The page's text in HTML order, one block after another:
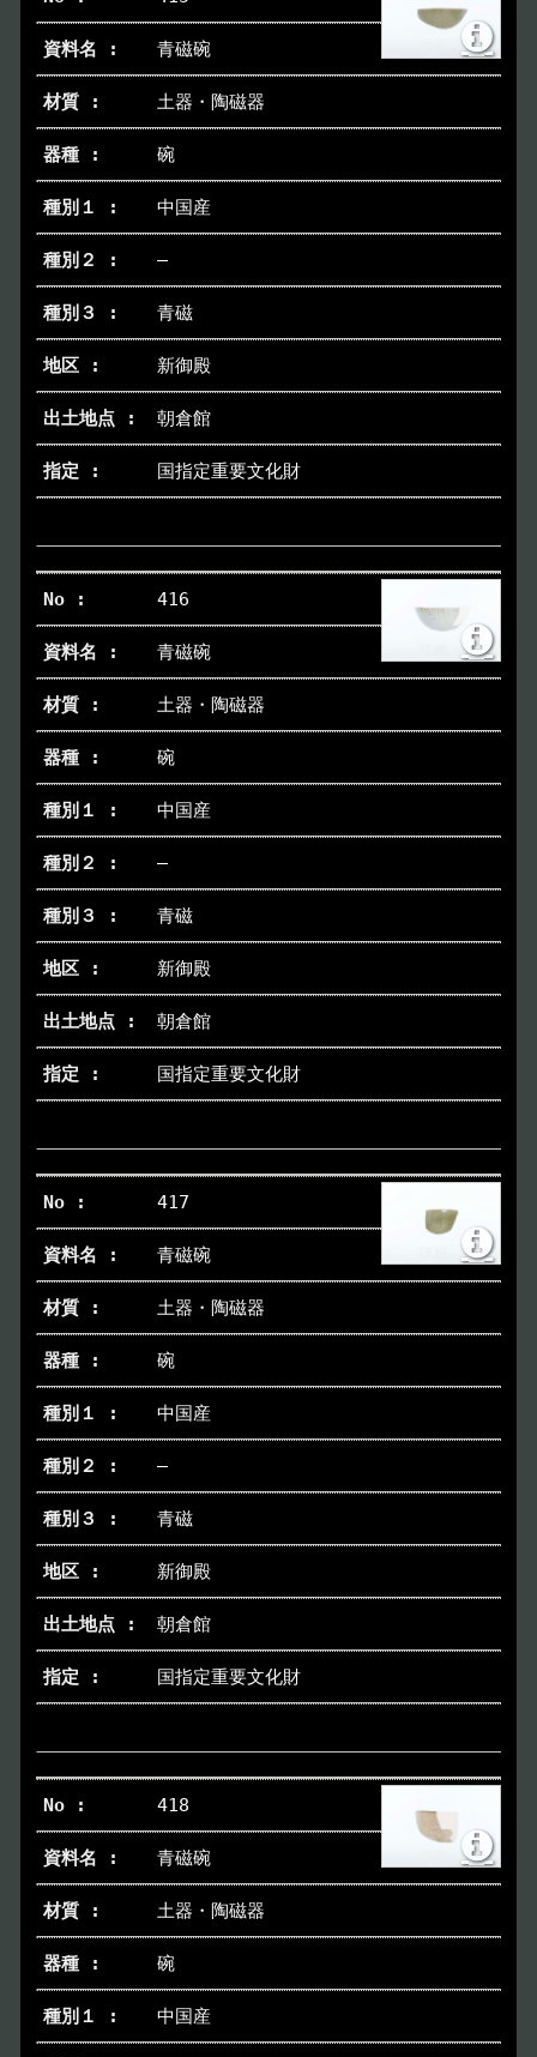
青磁碗
土器・陶磁器
碗
中国産
―
青磁
新御殿
朝倉館
国指定重要文化財
416
青磁碗
土器・陶磁器
碗
中国産
―
青磁
新御殿
朝倉館
国指定重要文化財
417
青磁碗
土器・陶磁器
碗
中国産
―
青磁
新御殿
朝倉館
国指定重要文化財
418
青磁碗
土器・陶磁器
碗
中国産